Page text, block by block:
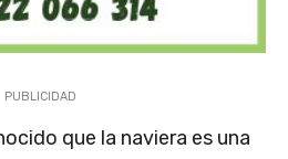
PUBLICIDAD
que la naviera es una